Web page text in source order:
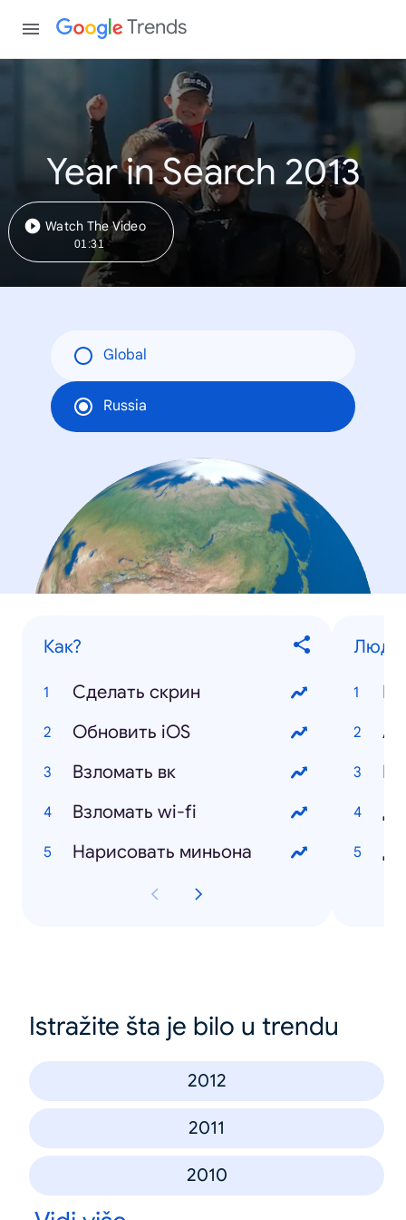
Trends
Year in Search 2013
Watch The Video
01:31
Global
Russia
Как?
Сделать скрин
Обновить iOS
Взломать вк
Взломать wi-fi
Нарисовать миньона
Люди
Istražite šta je bilo u trendu
2012
2011
2010